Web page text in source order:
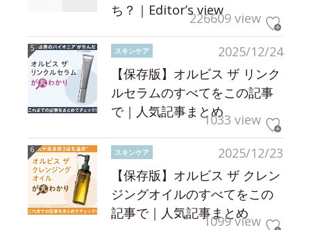
ち？｜Editor’s view226609 view
2025/12/24
スキンケア
【保存版】オルビス ザ リンク
ルセラムのすべてをこの記事
で｜人気記事まとめ1033 view
2025/12/23
スキンケア
【保存版】オルビス ザ クレン
ジングオイルのすべてをこの
記事で｜人気記事まとめ
1099 view